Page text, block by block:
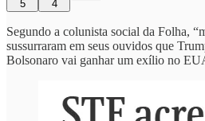
5 4
Segundo a colunista social da Folha,
sussurraram em seus ouvidos que
Bolsonaro vai ganhar um exílio no